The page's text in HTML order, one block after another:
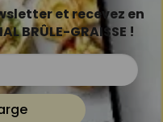
et recevez en
BRÛLE-GRAISSE !